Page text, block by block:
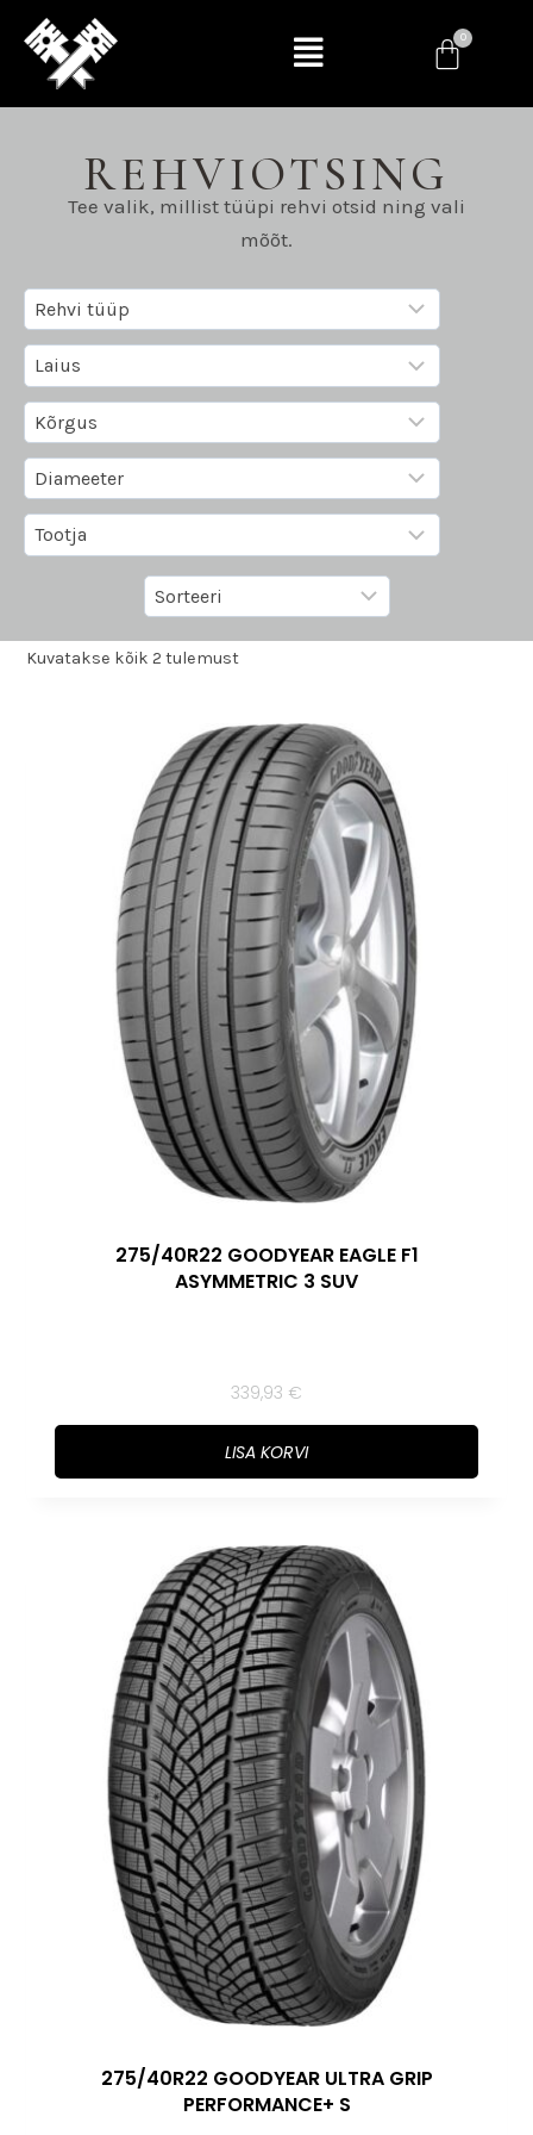
REHVIOTSING
Tee valik, millist tüüpi rehvi otsid ning vali
mõõt.
Kuvatakse kõik 2 tulemust
275/40R22 GOODYEAR EAGLE F1
ASYMMETRIC 3 SUV
339,93 €
LISA KORVI
275/40R22 GOODYEAR ULTRA GRIP
PERFORMANCE+ S